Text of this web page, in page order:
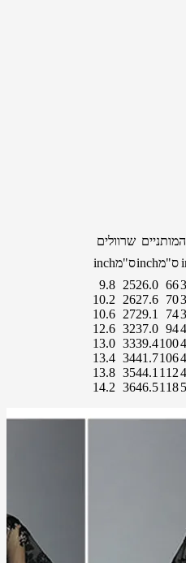
מותניים שרוולים
ס"מinchס"מinch
66
26.0
25
9.8
70
27.6
26
10.2
74
29.1
27
10.6
94
37.0
32
12.6
100
39.4
33
13.0
106
41.7
34
13.4
112
44.1
35
13.8
118
46.5
36
14.2